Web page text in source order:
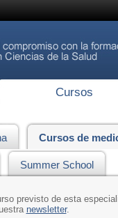
Cursos
Cursos de
Summer School
previsto de esta
newsletter.